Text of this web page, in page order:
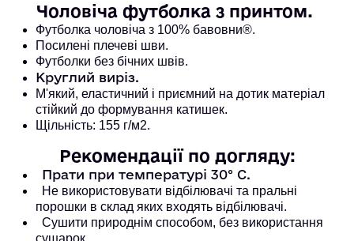
Чоловіча футболка з принтом.
Футболка чоловіча з 100% бавовни®.
Посилені плечеві шви.
Футболки без бічних швів.
Круглий виріз.
М'який, еластичний і приємний на дотик матеріал
стійкий до формування катишек.
Щільність: 155 г/м2.
Рекомендації по догляду:
Прати при температурі 30° С.
Не використовувати відбілювачі та пральні
порошки в склад яких входять відбілювачі.
Сушити природнім способом, без використання
сушарок.